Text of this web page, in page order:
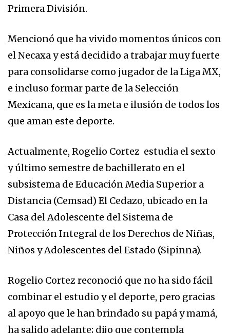
Primera División.
Mencionó que ha vivido momentos únicos con
el Necaxa y está decidido a trabajar muy fuerte
para consolidarse como jugador de la Liga MX,
e incluso formar parte de la Selección
Mexicana, que es la meta e ilusión de todos los
que aman este deporte.
Actualmente, Rogelio Cortez estudia el sexto
y último semestre de bachillerato en el
subsistema de Educación Media Superior a
Distancia (Cemsad) El Cedazo, ubicado en la
Casa del Adolescente del Sistema de
Protección Integral de los Derechos de Niñas,
Niños y Adolescentes del Estado (Sipinna).
Rogelio Cortez reconoció que no ha sido fácil
combinar el estudio y el deporte, pero gracias
al apoyo que le han brindado su papá y mamá,
ha salido adelante; dijo que contempla